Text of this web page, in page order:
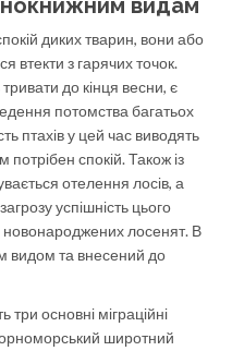
видам
диких тварин, вони або
втекти з гарячих точок.
до кінця весни, є
потомства багатьох
птахів у цей час виводять
потрібен спокій. Також із
отелення лосів, а
успішність цього
лосенят. В
видом та внесений до
три основні міграційні
широтний